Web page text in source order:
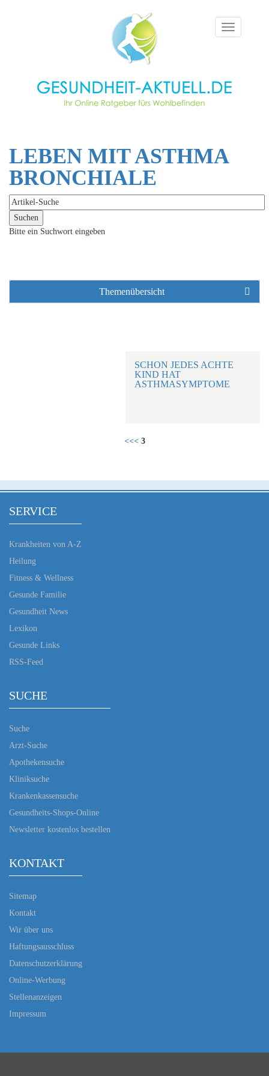
Toggle
navigation
LEBEN MIT ASTHMA
BRONCHIALE
Bitte ein Suchwort eingeben
Themenübersicht
SCHON JEDES ACHTE
KIND HAT
ASTHMASYMPTOME
<<< 3
SERVICE
Krankheiten von A-Z
Heilung
Fitness & Wellness
Gesunde Familie
Gesundheit News
Lexikon
Gesunde Links
RSS-Feed
SUCHE
Suche
Arzt-Suche
Apothekensuche
Kliniksuche
Krankenkassensuche
Gesundheits-Shops-Online
Newsletter kostenlos bestellen
KONTAKT
Sitemap
Kontakt
Wir über uns
Haftungsausschluss
Datenschutzerklärung
Online-Werbung
Stellenanzeigen
Impressum